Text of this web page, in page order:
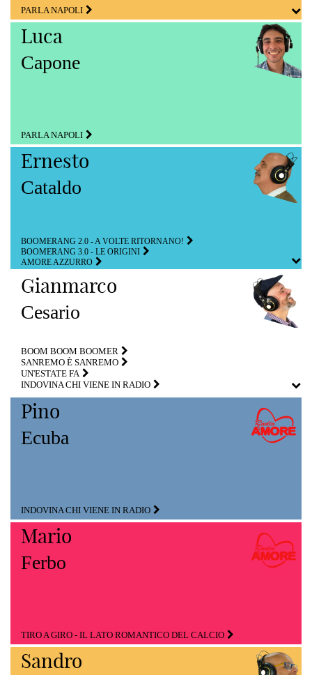
PARLA NAPOLI
Luca
Capone
PARLA NAPOLI
Ernesto
Cataldo
BOOMERANG 2.0 - A VOLTE RITORNANO!
BOOMERANG 3.0 - LE ORIGINI
AMORE AZZURRO
Gianmarco
Cesario
BOOM BOOM BOOMER
SANREMO È SANREMO
UN'ESTATE FA
INDOVINA CHI VIENE IN RADIO
Pino
Ecuba
INDOVINA CHI VIENE IN RADIO
Mario
Ferbo
TIRO A GIRO - IL LATO ROMANTICO DEL CALCIO
Sandro